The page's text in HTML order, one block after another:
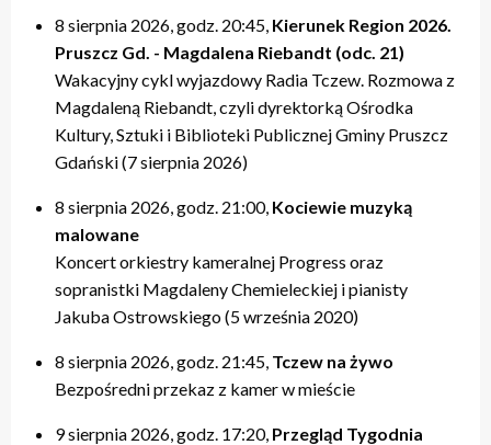
8 sierpnia 2026, godz. 20:45, Kierunek Region 2026.
Pruszcz Gd. - Magdalena Riebandt (odc. 21)
Wakacyjny cykl wyjazdowy Radia Tczew. Rozmowa z
Magdaleną Riebandt, czyli dyrektorką Ośrodka
Kultury, Sztuki i Biblioteki Publicznej Gminy Pruszcz
Gdański (7 sierpnia 2026)
8 sierpnia 2026, godz. 21:00, Kociewie muzyką
malowane
Koncert orkiestry kameralnej Progress oraz
sopranistki Magdaleny Chemieleckiej i pianisty
Jakuba Ostrowskiego (5 września 2020)
8 sierpnia 2026, godz. 21:45, Tczew na żywo
Bezpośredni przekaz z kamer w mieście
9 sierpnia 2026, godz. 17:20, Przegląd Tygodnia